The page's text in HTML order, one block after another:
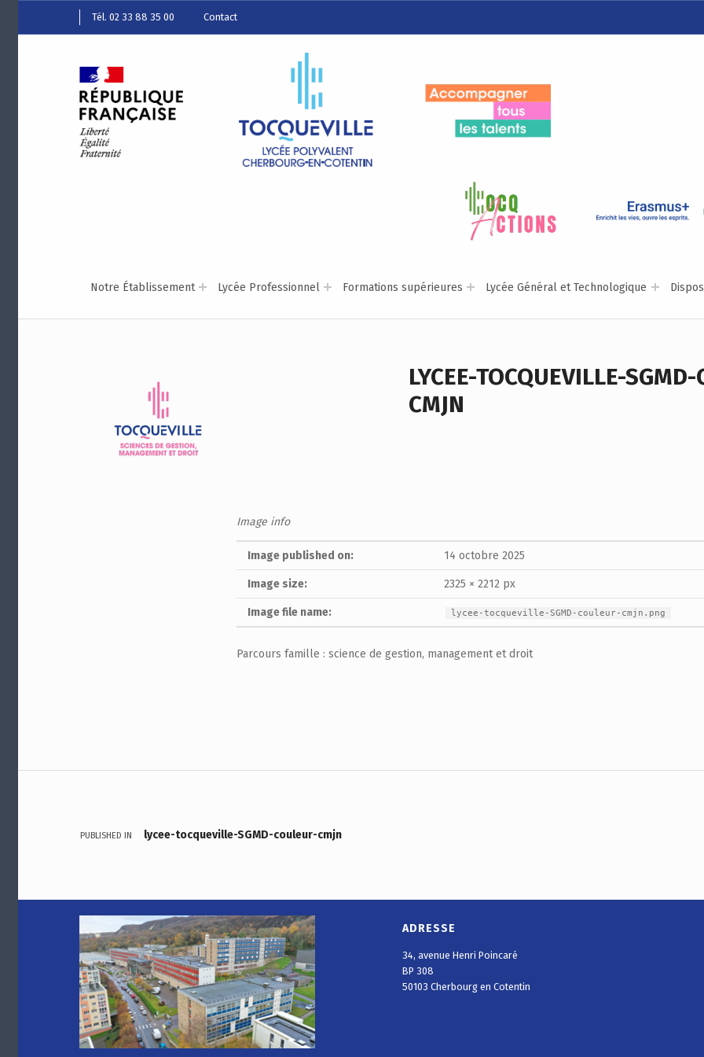
Notre Établissement Lycée Professionnel Formations supérieures Lycée Général et Technologique
Tél. 02 33 88 35 00 Contact
LYCEE-TOCQUEVILLE-
CMJN
Image info
Image published on: 14 octobre 2025
Image size: 2325 × 2212 px
Image file name: lycee-tocqueville-SGMD-couleur-cmjn.png
Parcours famille : science de gestion, management et droit
Navigation de l’article
PUBLISHED IN lycee-tocqueville-SGMD-couleur-cmjn
ADRESSE
34, avenue Henri Poincaré
BP 308
50103 Cherbourg en Cotentin